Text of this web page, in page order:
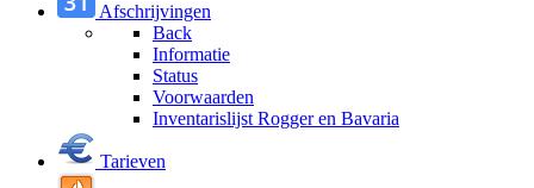
Afschrijvingen
Back
Informatie
Status
Voorwaarden
Inventarislijst Rogger en Bavaria
Tarieven